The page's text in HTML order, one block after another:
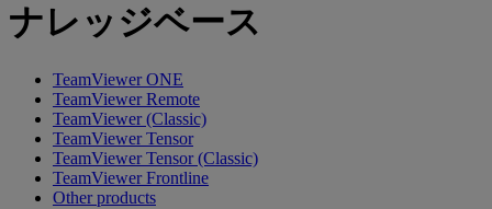
ナレッジベース
TeamViewer ONE
TeamViewer Remote
TeamViewer (Classic)
TeamViewer Tensor
TeamViewer Tensor (Classic)
TeamViewer Frontline
Other products